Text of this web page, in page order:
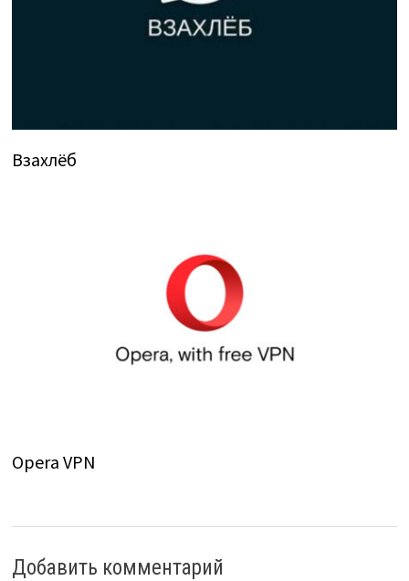
Взахлёб
Opera VPN
Добавить комментарий